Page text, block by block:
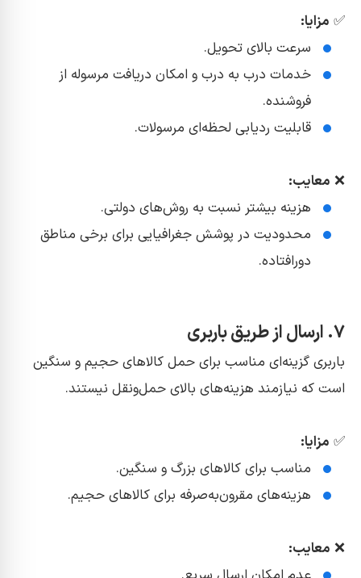
✅ مزایا:
سرعت بالای تحویل.
خدمات درب به درب و امکان دریافت مرسوله از
فروشنده.
قابلیت ردیابی لحظه‌ای مرسولات.
❌ معایب:
هزینه بیشتر نسبت به روش‌های دولتی.
محدودیت در پوشش جغرافیایی برای برخی مناطق
دورافتاده.
۷. ارسال از طریق باربری
باربری گزینه‌ای مناسب برای حمل کالاهای حجیم و سنگین
است که نیازمند هزینه‌های بالای حمل‌ونقل نیستند.
✅ مزایا:
مناسب برای کالاهای بزرگ و سنگین.
هزینه‌های مقرون‌به‌صرفه برای کالاهای حجیم.
❌ معایب: